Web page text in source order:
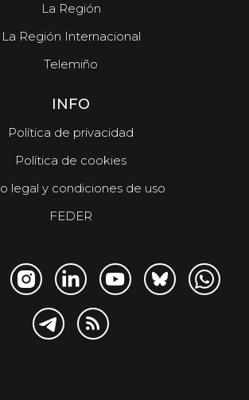
La Región
La Región Internacional
Telemiño
INFO
Política de privacidad
Política de cookies
legal y condiciones de uso
FEDER